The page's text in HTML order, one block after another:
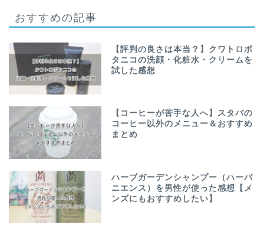
おすすめの記事
【評判の良さは本当？】クワトロボ
タニコの洗顔・化粧水・クリームを
試した感想
【コーヒーが苦手な人へ】スタバの
コーヒー以外のメニュー＆おすすめ
まとめ
ハーブガーデンシャンプー（ハーバ
ニエンス）を男性が使った感想【メ
ンズにもおすすめしたい】